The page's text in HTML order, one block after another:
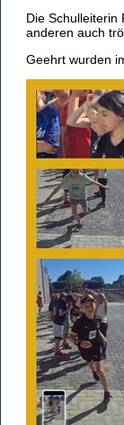
Die
anderen auch
Geehrt wurden